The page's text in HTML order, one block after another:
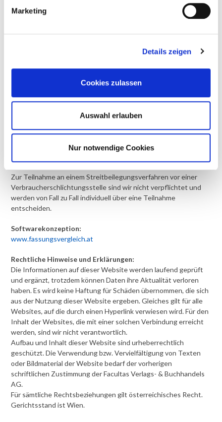
Marketing
Details zeigen
Cookies zulassen
Auswahl erlauben
Nur notwendige Cookies
Die für uns vorgesehene AS-Stelle ist:
Tel.: +43 (0)1 595 211 275
Verein „Schlichtung für Verbrauchergeschäfte“, Mariahilfer
Straße 103/1/18, 1060 Wien
office@verbraucherschlichtung.at
www.verbraucherschlichtung.or.at
Zur Teilnahme an einem Streitbeilegungsverfahren vor einer
Verbraucherschlichtungsstelle sind wir nicht verpflichtet und
werden von Fall zu Fall individuell über eine Teilnahme
entscheiden.
Softwarekonzeption:
www.fassungsvergleich.at
Rechtliche Hinweise und Erklärungen:
Die Informationen auf dieser Website werden laufend geprüft
und ergänzt, trotzdem können Daten ihre Aktualität verloren
haben. Es wird keine Haftung für Schäden übernommen, die sich
aus der Nutzung dieser Website ergeben. Gleiches gilt für alle
Websites, auf die durch einen Hyperlink verwiesen wird. Für den
Inhalt der Websites, die mit einer solchen Verbindung erreicht
werden, sind wir nicht verantwortlich.
Aufbau und Inhalt dieser Website sind urheberrechtlich
geschützt. Die Verwendung bzw. Vervielfältigung von Texten
oder Bildmaterial der Website bedarf der vorherigen
schriftlichen Zustimmung der Facultas Verlags- & Buchhandels
AG.
Für sämtliche Rechtsbeziehungen gilt österreichisches Recht.
Gerichtsstand ist Wien.